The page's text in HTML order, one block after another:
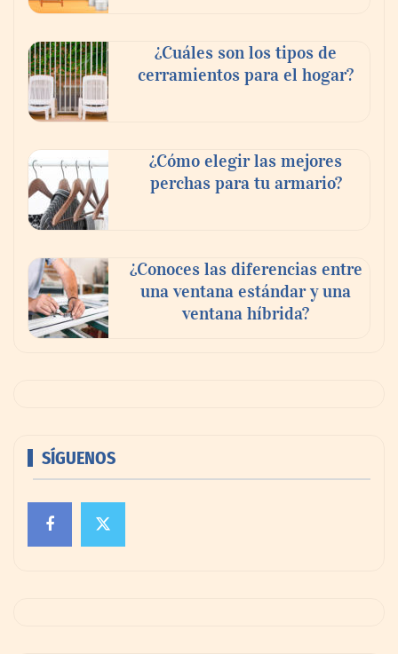
¿Cuáles son los tipos de
cerramientos para el hogar?
¿Cómo elegir las mejores
perchas para tu armario?
¿Conoces las diferencias entre
una ventana estándar y una
ventana híbrida?
SÍGUENOS